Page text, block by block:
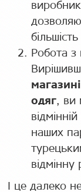
Робота з
одяг, ви
наших
відмінну
І це далеко